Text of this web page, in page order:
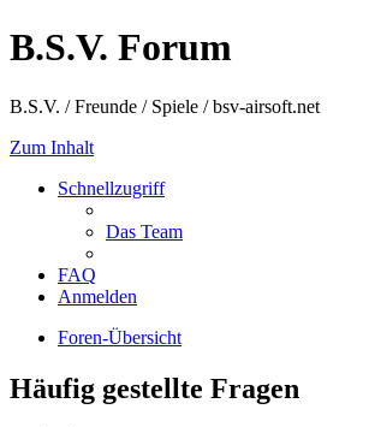
B.S.V. Forum
B.S.V. / Freunde / Spiele / bsv-airsoft.net
Zum Inhalt
Schnellzugriff
Das Team
FAQ
Anmelden
Foren-Übersicht
Häufig gestellte Fragen